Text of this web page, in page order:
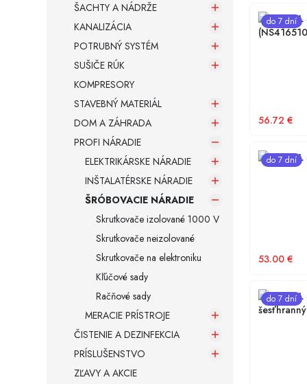
ŠACHTY A NÁDRŽE
KANALIZÁCIA
POTRUBNÝ SYSTÉM
SUŠIČE RÚK
KOMPRESORY
STAVEBNÝ MATERIÁL
DOM A ZÁHRADA
PROFI NÁRADIE
ELEKTRIKÁRSKE NÁRADIE
INŠTALATÉRSKE NÁRADIE
ŠRÓBOVACIE NÁRADIE
Skrutkovače izolované 1000 V
Skrutkovače neizolované
Skrutkovače na elektroniku
Kľúčové sady
Račňové sady
MERACIE PRÍSTROJE
ČISTENIE A DEZINFEKCIA
PRÍSLUŠENSTVO
ZĽAVY A AKCIE
do 7 dní
NG TOOL
56.72 €
do 7 dní
NG TOOL
53.00 €
do 7 dní
NG TOOL